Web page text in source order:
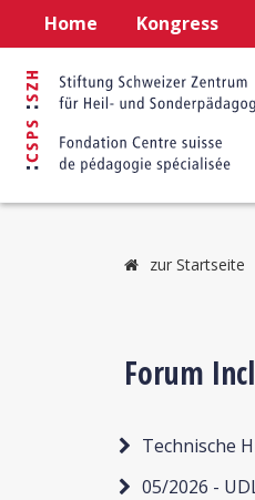
Home Kongress
zur Startseite
Forum
Technische
05/2026 -